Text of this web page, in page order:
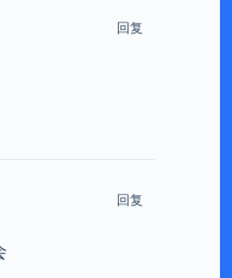
回复
回复